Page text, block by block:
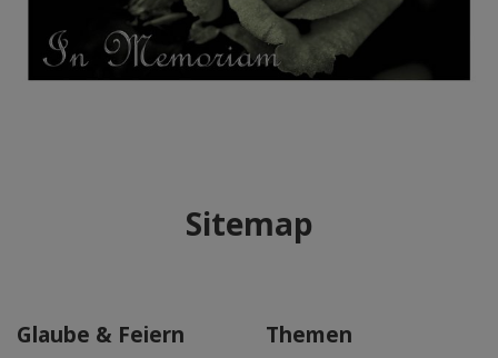
Sitemap
Glaube & Feiern Themen